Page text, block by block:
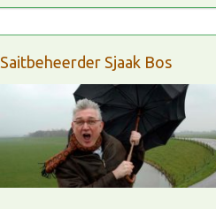
Saitbeheerder Sjaak Bos